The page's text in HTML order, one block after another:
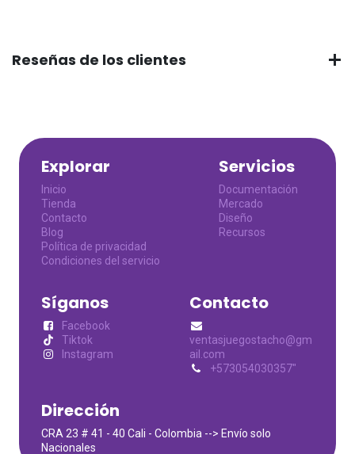
Reseñas de los clientes
Explorar
Inicio
Tienda
Contacto
Blog
Política de privacidad
Condiciones del servicio
Servicios
Documentación
Mercado
Diseño
Recursos
Síganos
Facebook
Tiktok
Instagram
Contacto
ventasjuegostacho@gm
ail.com
+573054030357"
Dirección
CRA 23 # 41 - 40 Cali - Colombia --> Envío solo
Nacionales